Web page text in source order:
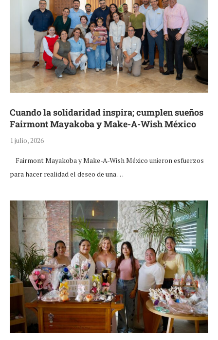
Cuando la solidaridad inspira; cumplen sueños
Fairmont Mayakoba y Make-A-Wish México
1 julio, 2026
Fairmont Mayakoba y Make-A-Wish México unieron esfuerzos
para hacer realidad el deseo de una …